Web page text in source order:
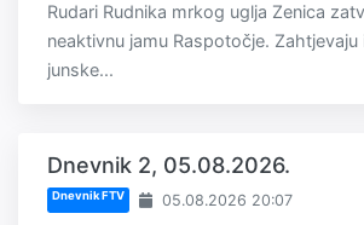
Rudari Rudnika mrkog uglja Zenica
neaktivnu jamu Raspotočje.
junske...
Dnevnik 2, 05.08.2026.
Dnevnik FTV 05.08.2026 20:07